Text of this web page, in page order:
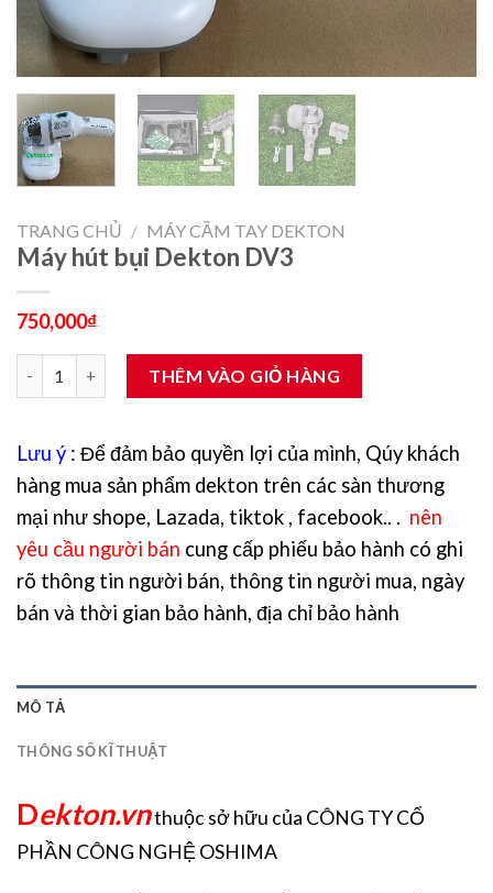
TRANG CHỦ / MÁY CẦM TAY DEKTON
Máy hút bụi Dekton DV3
750,000₫
Máy hút bụi Dekton DV3 số lượng
THÊM VÀO GIỎ HÀNG
Lưu ý : Để đảm bảo quyền lợi của mình, Qúy khách
hàng mua sản phẩm dekton trên các sàn thương
mại như shope, Lazada, tiktok , facebook.. . nên
yêu cầu người bán cung cấp phiếu bảo hành có ghi
rõ thông tin người bán, thông tin người mua, ngày
bán và thời gian bảo hành, địa chỉ bảo hành
MÔ TẢ
THÔNG SỐ KĨ THUẬT
Dekton.vnthuộc sở hữu của CÔNG TY CỔ
PHẦN CÔNG NGHỆ OSHIMA